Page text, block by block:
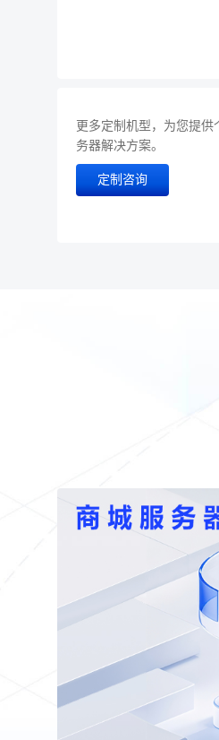
更多定制机型，为您提供
务器解决方案。
定制咨询